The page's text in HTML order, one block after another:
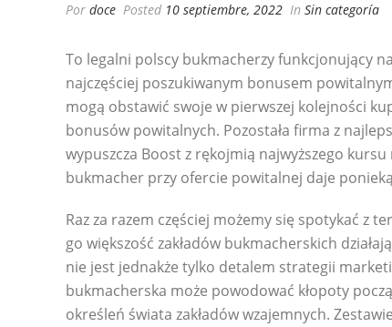
Por doce Posted 10 septiembre, 2022 In Sin categoría
To legalni polscy bukmacherzy funkcjonujący
najczęściej poszukiwanym bonusem
mogą obstawić swoje w pierwszej kolejności
bonusów powitalnych. Pozostała firma z
wypuszcza Boost z rękojmią najwyższego
bukmacher przy ofercie powitalnej daje
Raz za razem częściej możemy się spotykać z
go większość zakładów bukmacherskich
nie jest jednakże tylko detalem strategii
bukmacherska może powodować kłopoty
określeń świata zakładów wzajemnych.